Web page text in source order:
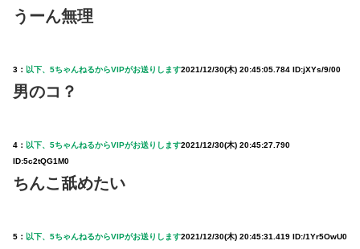
うーん無理
3： 以下、5ちゃんねるからVIPがお送りします2021/12/30(木) 20:45:05.784 ID:jXYs/9/00
男のコ？
4： 以下、5ちゃんねるからVIPがお送りします2021/12/30(木) 20:45:27.790
ID:5c2tQG1M0
ちんこ舐めたい
5： 以下、5ちゃんねるからVIPがお送りします2021/12/30(木) 20:45:31.419 ID:/1Yr5OwU0